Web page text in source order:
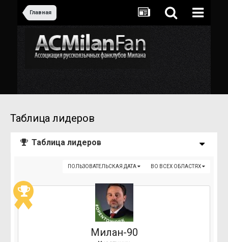
Главная
Таблица лидеров
Таблица лидеров
ВО ВСЕХ ОБЛАСТЯХ
ПОЛЬЗОВАТЕЛЬСКАЯ ДАТА
Милан-90